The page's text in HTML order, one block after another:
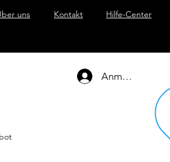
uns Kontakt Hilfe-Center
Anmelden